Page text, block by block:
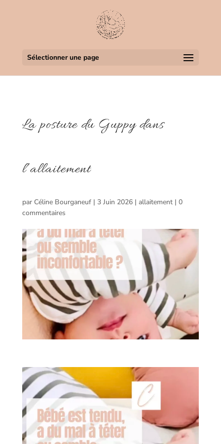
Sélectionner une page
La posture du Guppy dans
l’allaitement
par Céline Bourganeuf| 3 Juin 2026| allaitement| 0
commentaires